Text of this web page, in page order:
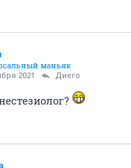
маньяк
2021 Диего